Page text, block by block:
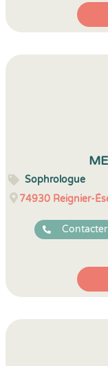
Sophrologue
74930 Reignier-
Contacter